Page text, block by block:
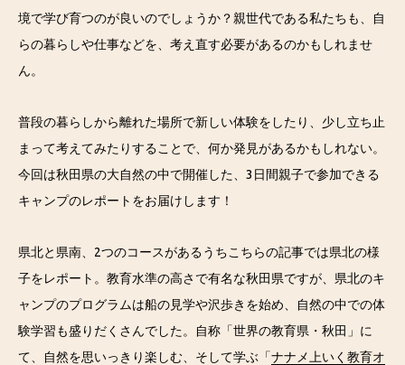
境で学び育つのが良いのでしょうか？親世代である私たちも、自
らの暮らしや仕事などを、考え直す必要があるのかもしれませ
ん。
普段の暮らしから離れた場所で新しい体験をしたり、少し立ち止
まって考えてみたりすることで、何か発見があるかもしれない。
今回は秋田県の大自然の中で開催した、3日間親子で参加できる
キャンプのレポートをお届けします！
県北と県南、2つのコースがあるうちこちらの記事では県北の様
子をレポート。教育水準の高さで有名な秋田県ですが、県北のキ
ャンプのプログラムは船の見学や沢歩きを始め、自然の中での体
験学習も盛りだくさんでした。自称「世界の教育県・秋田」に
て、自然を思いっきり楽しむ、そして学ぶ「ナナメ上いく教育オ